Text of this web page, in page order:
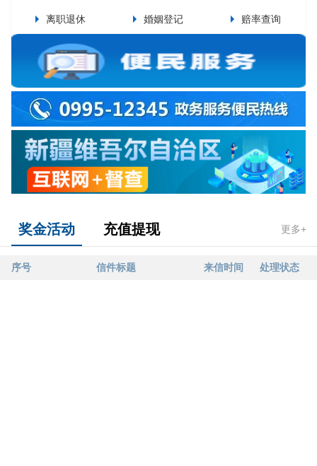
离职退休 婚姻登记 赔率查询
奖金活动 充值提现 更多+
序号 信件标题 来信时间 处理状态